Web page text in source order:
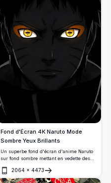
Fond d'Écran 4K Naruto Mode
Sombre Yeux Brillants
Un superbe fond d'écran d'anime Naruto
sur fond sombre mettant en vedette des
des ombres. Parfait pour les écrans
AMOLED, cette œuvre d'art en haute
2064 × 4473
Ouvrir